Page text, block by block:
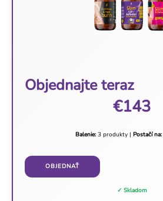
Objednajte teraz
€143
Balenie: 3 produkty | Postačí na:
OBJEDNAŤ
✓ Skladom